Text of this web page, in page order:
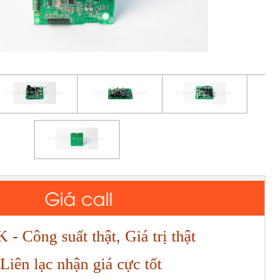
Công suất thật, Giá trị thật
lạc nhận giá cực tốt
Giá call